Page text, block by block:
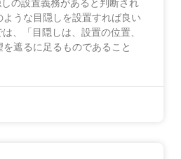
の設置義務があると判断され
うな目隠しを設置すれば良い
、「目隠しは、設置の位置、
遮るに足るものであること